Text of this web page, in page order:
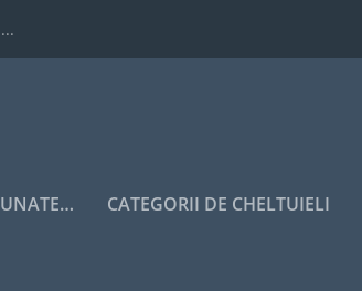
CATEGORII DE CHELTUIELI